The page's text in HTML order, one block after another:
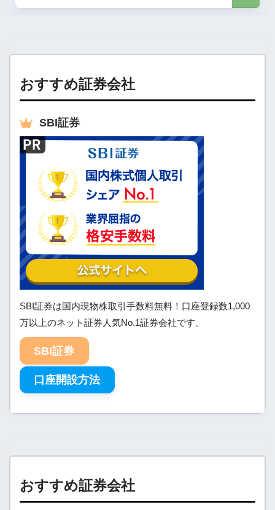
おすすめ証券会社
SBI証券
SBI証券は国内現物株取引手数料無料！口座登録数1,000
万以上のネット証券人気No.1証券会社です。
SBI証券
口座開設方法
おすすめ証券会社